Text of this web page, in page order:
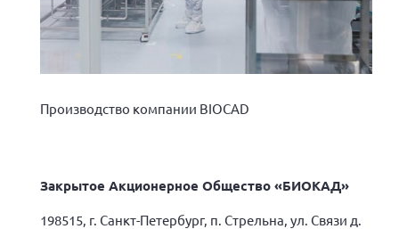
Производство компании BIOCAD
Закрытое Акционерное Общество «БИОКАД»
198515, г. Санкт-Петербург, п. Стрельна, ул. Связи д.